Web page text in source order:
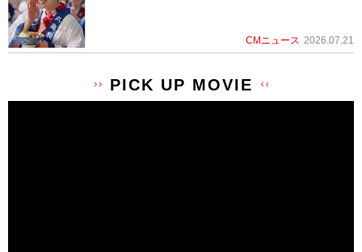
CMニュース 2026.07.21
PICK UP MOVIE